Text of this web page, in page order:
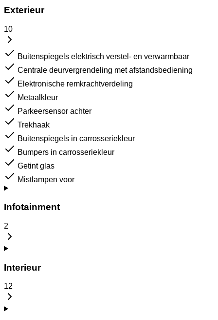
Exterieur
10
Buitenspiegels elektrisch verstel- en verwarmbaar
Centrale deurvergrendeling met afstandsbediening
Elektronische remkrachtverdeling
Metaalkleur
Parkeersensor achter
Trekhaak
Buitenspiegels in carrosseriekleur
Bumpers in carrosseriekleur
Getint glas
Mistlampen voor
Infotainment
2
Interieur
12